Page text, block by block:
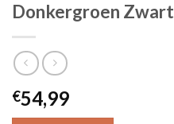
Donkergroen Zwart
€54,99